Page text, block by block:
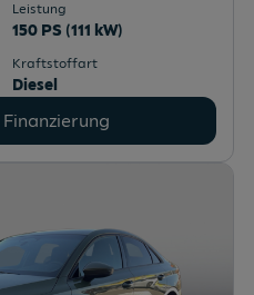
Leistung
150 PS (111 kW)
Kraftstoffart
Diesel